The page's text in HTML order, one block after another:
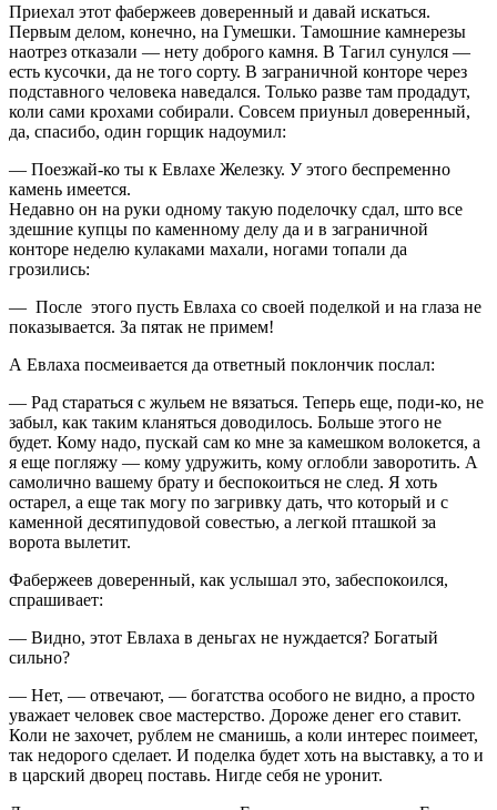
Приехал этот фабержеев доверенный и давай искаться.
Первым делом, конечно, на Гумешки. Тамошние камнерезы
наотрез отказали — нету доброго камня. В Тагил сунулся —
есть кусочки, да не того сорту. В заграничной конторе через
подставного человека наведался. Только разве там продадут,
коли сами крохами собирали. Совсем приуныл доверенный,
да, спасибо, один горщик надоумил:
— Поезжай-ко ты к Евлахе Железку. У этого беспременно
камень имеется.
Недавно он на руки одному такую поделочку сдал, што все
здешние купцы по каменному делу да и в заграничной
конторе неделю кулаками махали, ногами топали да
грозились:
— После этого пусть Евлаха со своей поделкой и на глаза не
показывается. За пятак не примем!
А Евлаха посмеивается да ответный поклончик послал:
— Рад стараться с жульем не вязаться. Теперь еще, поди-ко, не
забыл, как таким кланяться доводилось. Больше этого не
будет. Кому надо, пускай сам ко мне за камешком волокется, а
я еще погляжу — кому удружить, кому оглобли заворотить. А
самолично вашему брату и беспокоиться не след. Я хоть
остарел, а еще так могу по загривку дать, что который и с
каменной десятипудовой совестью, а легкой пташкой за
ворота вылетит.
Фабержеев доверенный, как услышал это, забеспокоился,
спрашивает:
— Видно, этот Евлаха в деньгах не нуждается? Богатый
сильно?
— Нет, — отвечают, — богатства особого не видно, а просто
уважает человек свое мастерство. Дороже денег его ставит.
Коли не захочет, рублем не сманишь, а коли интерес поимеет,
так недорого сделает. И поделка будет хоть на выставку, а то и
в царский дворец поставь. Нигде себя не уронит.